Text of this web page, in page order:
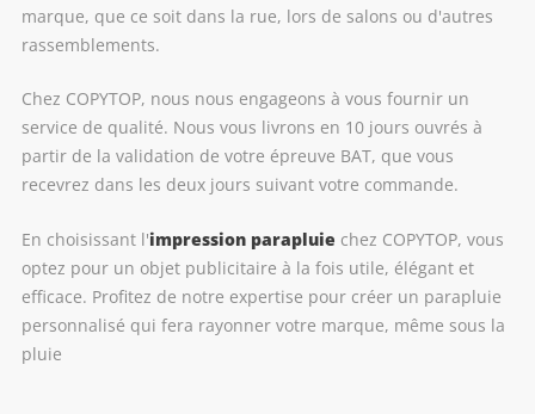
marque, que ce soit dans la rue, lors de salons ou d'autres
rassemblements.
Chez COPYTOP, nous nous engageons à vous fournir un
service de qualité. Nous vous livrons en 10 jours ouvrés à
partir de la validation de votre épreuve BAT, que vous
recevrez dans les deux jours suivant votre commande.
En choisissant l'impression parapluie chez COPYTOP, vous
optez pour un objet publicitaire à la fois utile, élégant et
efficace. Profitez de notre expertise pour créer un parapluie
personnalisé qui fera rayonner votre marque, même sous la
pluie